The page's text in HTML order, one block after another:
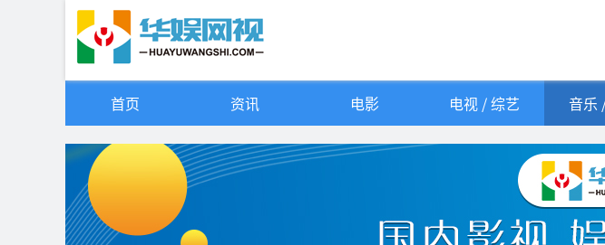
首页 资讯 电影 电视 / 综艺 音乐